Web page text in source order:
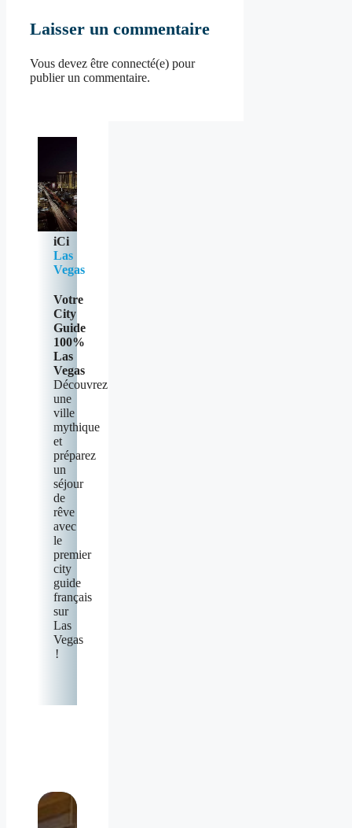
Laisser un commentaire
Vous devez être connecté(e) pour
publier un commentaire.
iCi
Las
Vegas
Votre
City
Guide
100%
Las
Vegas
Découvrez
une
ville
mythique
et
préparez
un
séjour
de
rêve
avec
le
premier
city
guide
français
sur
Las
Vegas
!